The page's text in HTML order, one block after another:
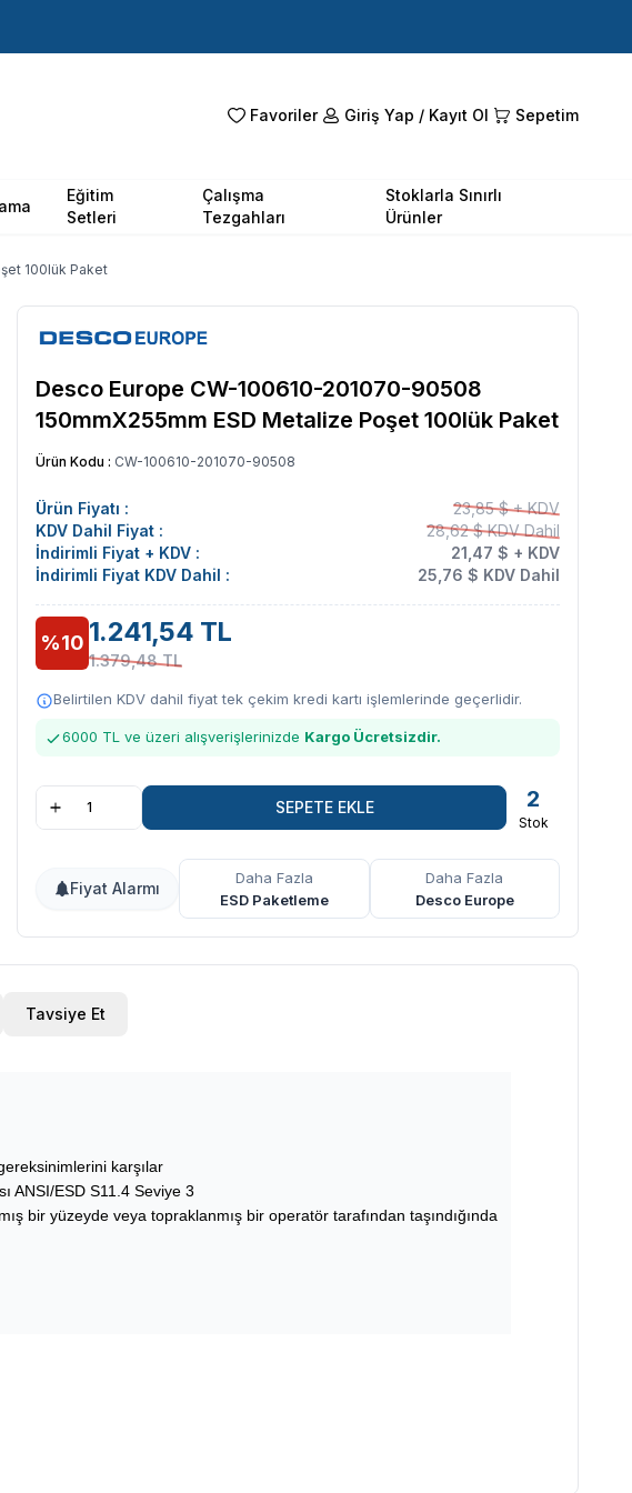
Favoriler Giriş Yap / Kayıt Ol Sepetim
Eğitim
Setleri
Çalışma
Tezgahları
Stoklarla Sınırlı
Ürünler
100lük Paket
Desco Europe CW-100610-201070-90508
150mmX255mm ESD Metalize Poşet 100lük Paket
Ürün Kodu : CW-100610-201070-90508
Ürün Fiyatı :
23,85 $ + KDV
KDV Dahil Fiyat :
28,62 $ KDV Dahil
İndirimli Fiyat + KDV :
21,47 $ + KDV
İndirimli Fiyat KDV Dahil :
25,76 $ KDV Dahil
%10 1.241,54 TL
1.379,48 TL
Belirtilen KDV dahil fiyat tek çekim kredi kartı işlemlerinde geçerlidir.
6000 TL ve üzeri alışverişlerinizde Kargo Ücretsizdir.
SEPETE EKLE 2
Stok
Fiyat Alarmı
Daha Fazla
ESD Paketleme
Daha Fazla
Desco Europe
Tavsiye Et
karşılar
ANSI/ESD S11.4 Seviye 3
bir yüzeyde veya topraklanmış bir operatör tarafından taşındığında